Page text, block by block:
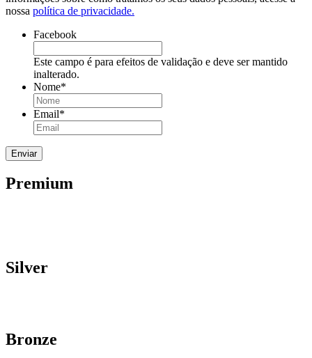
nossa política de privacidade.
Facebook
Este campo é para efeitos de validação e deve ser mantido
inalterado.
Nome*
Email*
Premium
Silver
Bronze